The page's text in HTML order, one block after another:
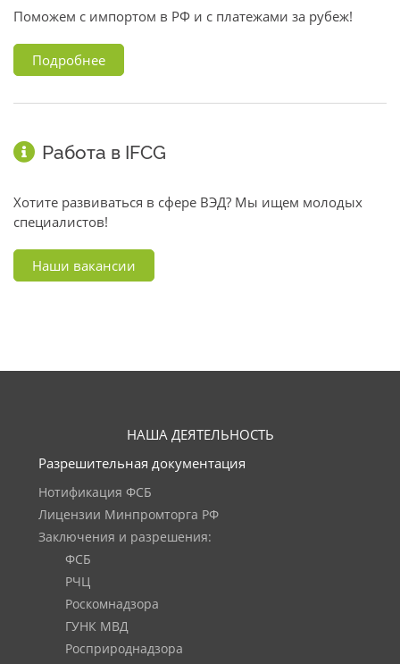
Поможем с импортом в РФ и с платежами за рубеж!
Подробнее
Работа в IFCG
Хотите развиваться в сфере ВЭД? Мы ищем молодых
специалистов!
Наши вакансии
НАША ДЕЯТЕЛЬНОСТЬ
Разрешительная документация
Нотификация ФСБ
Лицензии Минпромторга РФ
Заключения и разрешения:
ФСБ
РЧЦ
Роскомнадзора
ГУНК МВД
Росприроднадзора